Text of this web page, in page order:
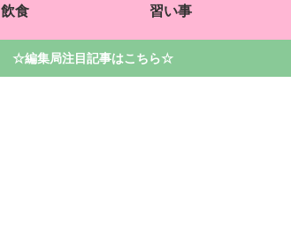
飲食 習い事
☆編集局注目記事はこちら☆